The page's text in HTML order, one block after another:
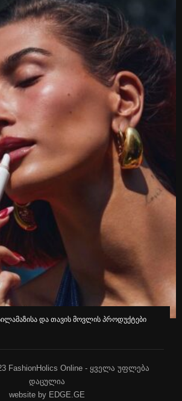
და თავის მოვლის პროდუქტები
FashionHolics Online - ყველა უფლება
დაცულია
website by EDGE.GE